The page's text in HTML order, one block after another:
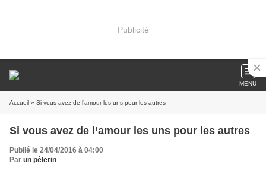
Publicité
MENU
Accueil » Si vous avez de l’amour les uns pour les autres
Si vous avez de l’amour les uns pour les autres
Publié le 24/04/2016 à 04:00
Par un pèlerin